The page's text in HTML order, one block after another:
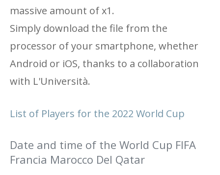
massive amount of x1.
Simply download the file from the
processor of your smartphone, whether
Android or iOS, thanks to a collaboration
with L'Università.
List of Players for the 2022 World Cup
Date and time of the World Cup FIFA
Francia Marocco Del Qatar